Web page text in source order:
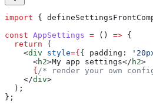
import {
const AppSettings = () => {
  return
(
    <
div style={ { padding:
      <
h2>My app settings</ h2>
      {
/* render your own
    </
div>
  );
};